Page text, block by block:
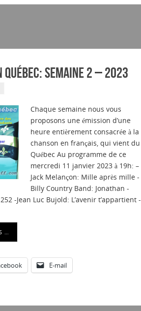
Semaine 2 – 2023
Chaque semaine nous vous
proposons une émission d’une
heure entièrement consacrée à la
chanson en français, qui vient du
Québec Au programme de ce
mercredi 11 janvier 2023 à 19h: –
Jack Melançon: Mille après mille -
Billy Country Band: Jonathan -
-Jean Luc Bujold: L’avenir t’appartient -
…
E-mail